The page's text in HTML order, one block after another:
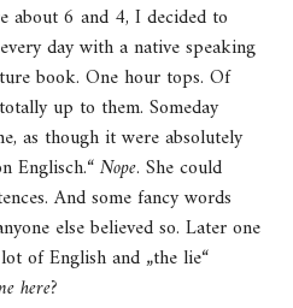
about 6 and 4, I decided to
day with a native speaking
book. One hour tops. Of
up to them. Someday
as though it were absolutely
Englisch.“Nope. She could
And some fancy words
else believed so. Later one
of English and „the lie“
here?